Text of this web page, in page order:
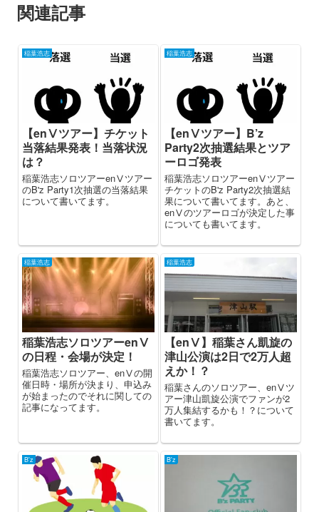
関連記事
稲葉浩志
【enⅤツアー】チケット
当落結果発表！当落状況
は？
稲葉浩志ソロツアーenⅤツアー
のB'z Party1次抽選の当落結果
について書いてます。
稲葉浩志
【enⅤツアー】B’z
Party2次抽選結果とツア
ーロゴ発表
稲葉浩志ソロツアーenⅤツアー
チケットのB'z Party2次抽選結
果について書いてます。あと、
enⅤのツアーロゴが決定した事
についても書いてます。
稲葉浩志
稲葉浩志ソロツアーenⅤ
の日程・会場が決定！
稲葉浩志ソロツアー、enⅤの開
催日時・場所が決まり、申込み
が始まったのでそれに関しての
記事になってます。
稲葉浩志
【enⅤ】稲葉さん凱旋の
津山公演は2日で2万人超
えか！？
稲葉さんのソロツアー、enⅤツ
アー津山凱旋公演でファンが2
万人集結するかも！？について
書いてます。
B'z B'z